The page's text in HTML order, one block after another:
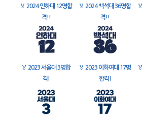
🏅 2024 인하대 12명합
격!!
🏅 2024 백석대 36명합
격!!
🏅
🏅 2023 서울대 3명합
격!
🏅 2023 이화여대 17명
합격!
🏅